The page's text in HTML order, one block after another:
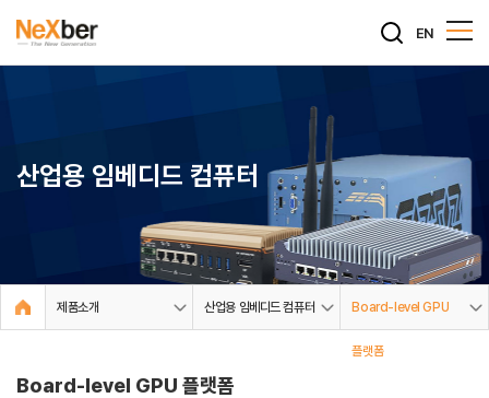
EN
산업용 임베디드 컴퓨터
제품소개 산업용 임베디드 컴퓨터 Board-level GPU
플랫폼
Board-level GPU 플랫폼